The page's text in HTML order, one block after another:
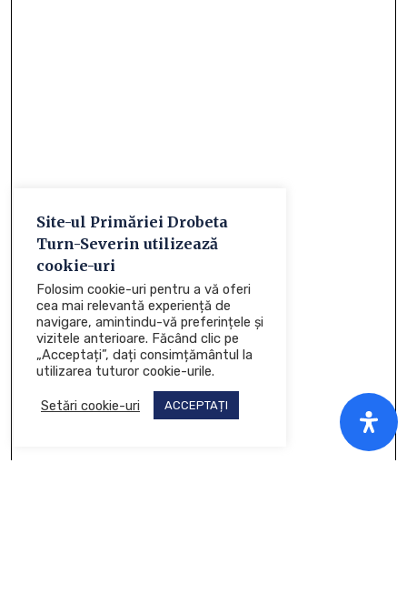
Site-ul Primăriei Drobeta
Turn-Severin utilizează
cookie-uri
Folosim cookie-uri pentru a vă oferi
cea mai relevantă experiență de
navigare, amintindu-vă preferințele și
vizitele anterioare. Făcând clic pe
„Acceptați”, dați consimțământul la
utilizarea tuturor cookie-urile.
Setări cookie-uri ACCEPTAȚI